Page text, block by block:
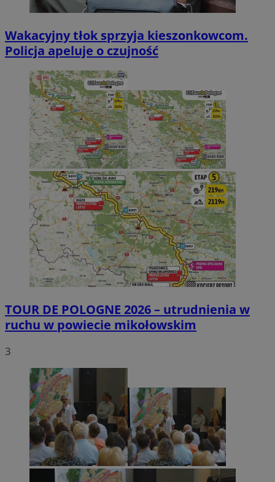
Wakacyjny tłok sprzyja kieszonkowcom.
Policja apeluje o czujność
TOUR DE POLOGNE 2026 – utrudnienia w
ruchu w powiecie mikołowskim
3